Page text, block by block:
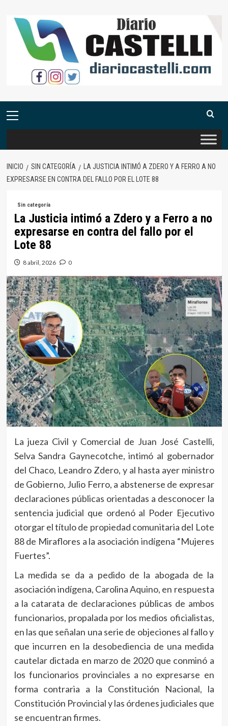
contenido
Menú
INICIO SIN CATEGORÍA
LA JUSTICIA INTIMÓ A ZDERO Y A FERRO A NO
EXPRESARSE EN CONTRA DEL FALLO POR EL LOTE 88
Sin categoría
La Justicia intimó a Zdero y a Ferro a no
expresarse en contra del fallo por el
Lote 88
8 abril, 2026 0
La jueza Civil y Comercial de Juan José Castelli,
Selva Sandra Gaynecotche, intimó al gobernador
del Chaco, Leandro Zdero, y al hasta ayer ministro
de Gobierno, Julio Ferro, a abstenerse de expresar
declaraciones públicas orientadas a desconocer la
sentencia judicial que ordenó al Poder Ejecutivo
otorgar el título de propiedad comunitaria del Lote
88 de Miraflores a la asociación indígena “Mujeres
Fuertes”.
La medida se da a pedido de la abogada de la
asociación indígena, Carolina Aquino, en respuesta
a la catarata de declaraciones públicas de ambos
funcionarios, propalada por los medios oficialistas,
en las que señalan una serie de objeciones al fallo y
que incurren en la desobediencia de una medida
cautelar dictada en marzo de 2020 que conminó a
los funcionarios provinciales a no expresarse en
forma contraria a la Constitución Nacional, la
Constitución Provincial y las órdenes judiciales que
se encuentran firmes.